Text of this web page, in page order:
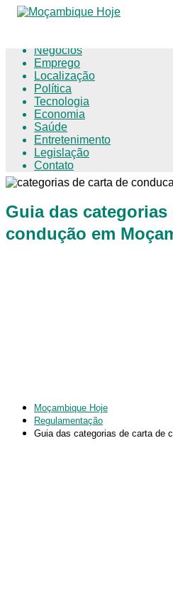
Negócios
Emprego
Localização
Política
Tecnologia
Economia
Saúde
Entretenimento
Legislação
Contato
Guia das categorias
condução em
Moçambique Hoje
Regulamentação
Guia das categorias de carta de